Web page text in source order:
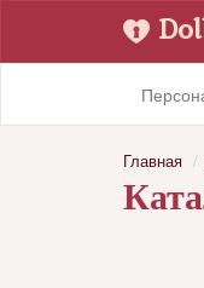
Главная